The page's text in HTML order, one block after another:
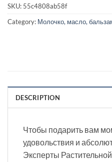
SKU: 55c4808ab58f
Category: Молочко, масло,
DESCRIPTION
Чтобы подарить вам
удовольствия и
Эксперты